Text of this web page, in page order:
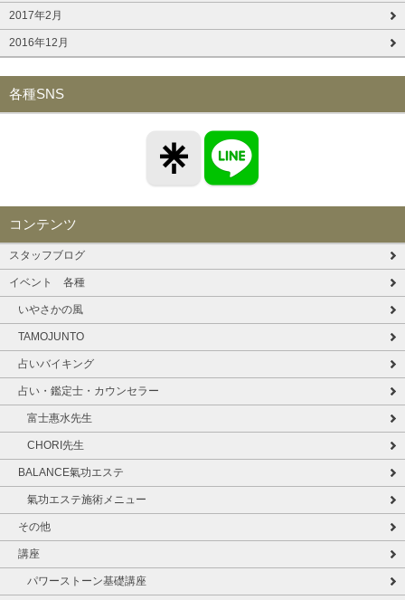
2017年2月
2016年12月
各種SNS
コンテンツ
スタッフブログ
イベント 各種
いやさかの風
TAMOJUNTO
占いバイキング
占い・鑑定士・カウンセラー
富士惠水先生
CHORI先生
BALANCE氣功エステ
氣功エステ施術メニュー
その他
講座
パワーストーン基礎講座